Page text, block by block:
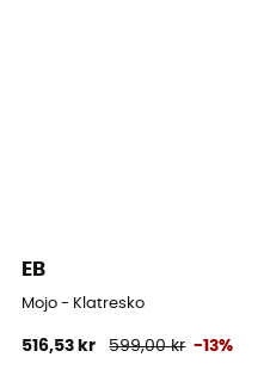
Fodform
Grekisk fot
EB
Mojo - Klatresko
516,53 kr 599,00 kr -13%